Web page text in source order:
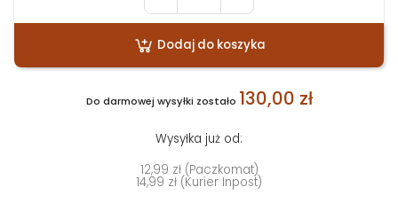
Dodaj do koszyka
Do darmowej wysyłki zostało 130,00 zł
Wysyłka już od:
12,99 zł (Paczkomat)
14,99 zł (Kurier Inpost)